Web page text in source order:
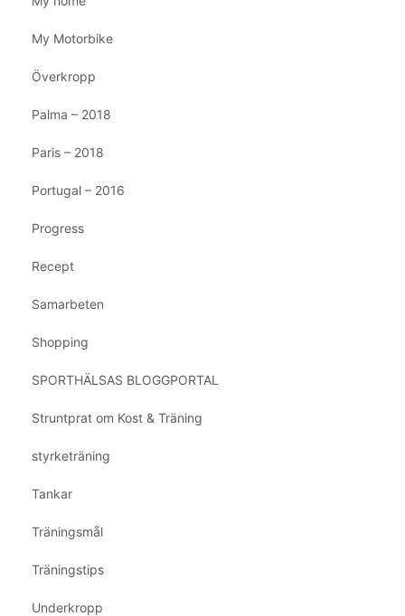
My Motorbike
Överkropp
Palma – 2018
Paris – 2018
Portugal – 2016
Progress
Recept
Samarbeten
Shopping
SPORTHÄLSAS BLOGGPORTAL
Struntprat om Kost & Träning
styrketräning
Tankar
Träningsmål
Träningstips
Underkropp